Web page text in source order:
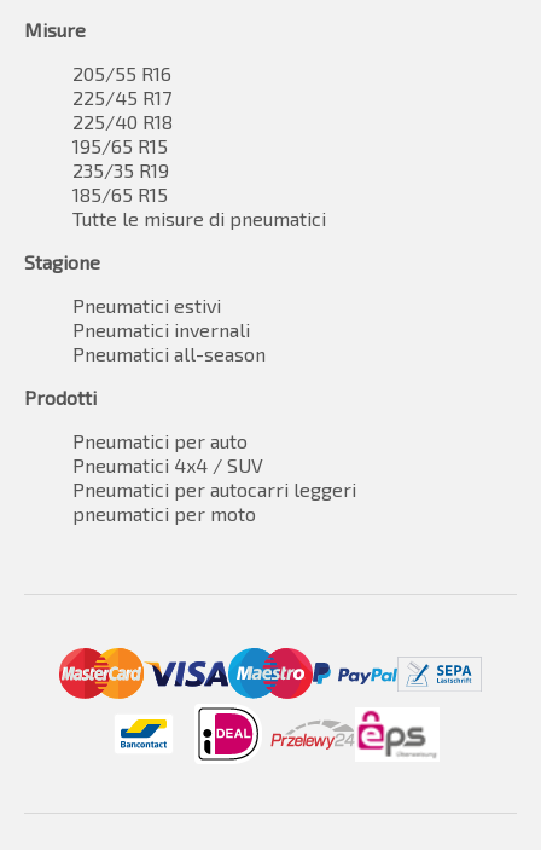
Misure
205/55 R16
225/45 R17
225/40 R18
195/65 R15
235/35 R19
185/65 R15
Tutte le misure di pneumatici
Stagione
Pneumatici estivi
Pneumatici invernali
Pneumatici all-season
Prodotti
Pneumatici per auto
Pneumatici 4x4 / SUV
Pneumatici per autocarri leggeri
pneumatici per moto